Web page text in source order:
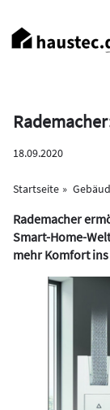
zum
Inhalt
18.09.2020
Startseite
Rademacher
Smart-Home-
mehr Komfort